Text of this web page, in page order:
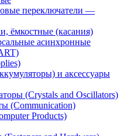
переключатели —
ёмкостные (касания)
асинхронные
и аксессуары
(Crystals and Oscillators)
(Communication)
Products)